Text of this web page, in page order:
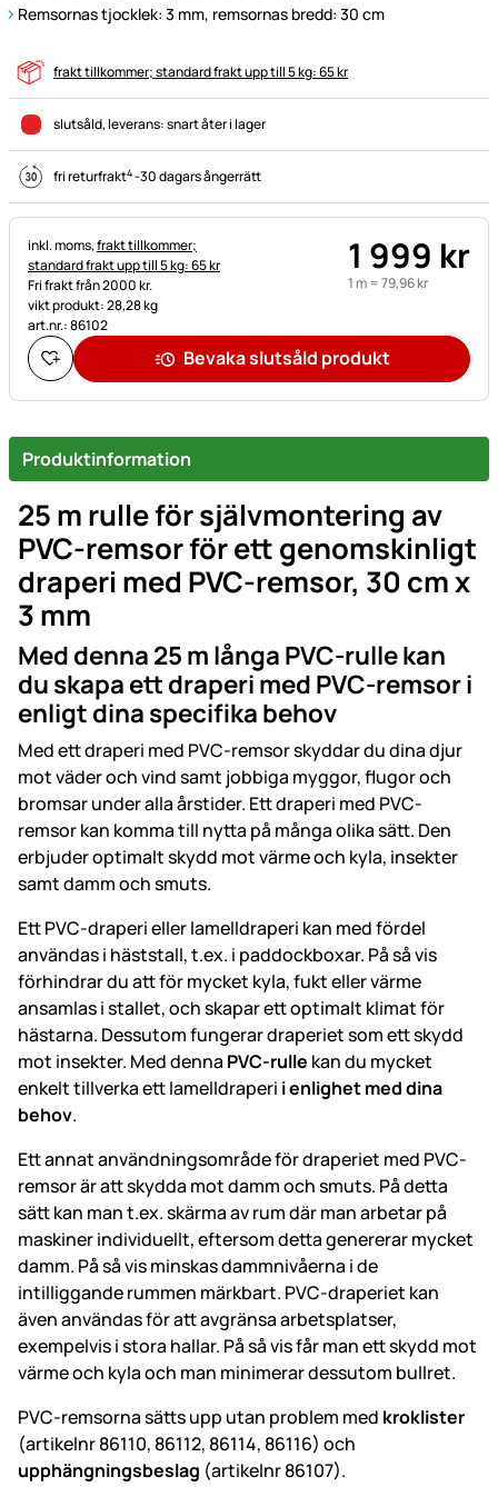
Remsornas tjocklek: 3 mm, remsornas bredd: 30 cm
frakt tillkommer; standard frakt upp till 5 kg: 65 kr
slutsåld, leverans:snart åter i lager
fri returfrakt4-30 dagars ångerrätt
Skatteinformation:
inkl. moms,frakt tillkommer;
standard frakt upp till 5 kg: 65 kr
Fri frakt från 2000 kr.
vikt produkt: 28,28 kg
art.nr.: 86102
1 999 kr
1 m =79,96kr
Bevaka slutsåld produkt
Produktinformation
25 m rulle för självmontering av
PVC-remsor för ett genomskinligt
draperi med PVC-remsor, 30 cm x
3 mm
Med denna 25 m långa PVC-rulle kan
du skapa ett draperi med PVC-remsor i
enligt dina specifika behov
Med ett draperi med PVC-remsor skyddar du dina djur
mot väder och vind samt jobbiga myggor, flugor och
bromsar under alla årstider. Ett draperi med PVC-
remsor kan komma till nytta på många olika sätt. Den
erbjuder optimalt skydd mot värme och kyla, insekter
samt damm och smuts.
Ett PVC-draperi eller lamelldraperi kan med fördel
användas i häststall, t.ex. i paddockboxar. På så vis
förhindrar du att för mycket kyla, fukt eller värme
ansamlas i stallet, och skapar ett optimalt klimat för
hästarna. Dessutom fungerar draperiet som ett skydd
mot insekter. Med denna PVC-rulle kan du mycket
enkelt tillverka ett lamelldraperi i enlighet med dina
behov.
Ett annat användningsområde för draperiet med PVC-
remsor är att skydda mot damm och smuts. På detta
sätt kan man t.ex. skärma av rum där man arbetar på
maskiner individuellt, eftersom detta genererar mycket
damm. På så vis minskas dammnivåerna i de
intilliggande rummen märkbart. PVC-draperiet kan
även användas för att avgränsa arbetsplatser,
exempelvis i stora hallar. På så vis får man ett skydd mot
värme och kyla och man minimerar dessutom bullret.
PVC-remsorna sätts upp utan problem med kroklister
(artikelnr 86110, 86112, 86114, 86116) och
upphängningsbeslag (artikelnr 86107).